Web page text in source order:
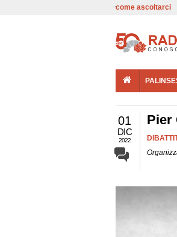
come ascoltarci
01
DIC
2022
Pier